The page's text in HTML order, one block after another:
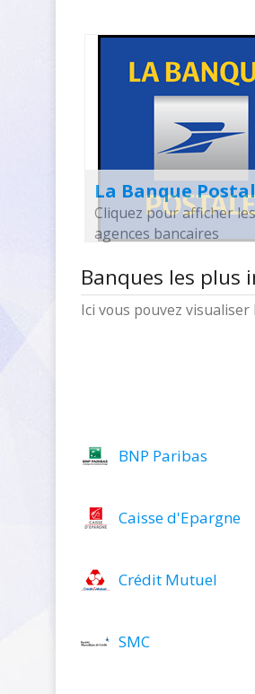
La Banque
Cliquez pour afficher les
agences bancaires
Banques les plus
Ici vous pouvez
BNP Paribas
Caisse d'Epargne
Crédit Mutuel
SMC